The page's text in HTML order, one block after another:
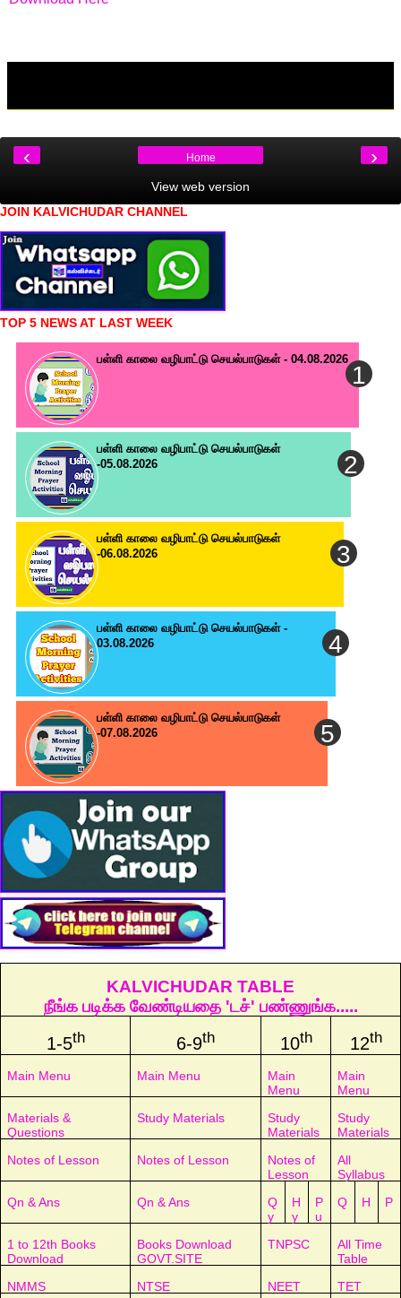
‹ ›
Home
View web version
JOIN KALVICHUDAR CHANNEL
TOP 5 NEWS AT LAST WEEK
பள்ளி காலை வழிபாட்டு செயல்பாடுகள் - 04.08.2026
பள்ளி காலை வழிபாட்டு செயல்பாடுகள்
-05.08.2026
பள்ளி காலை வழிபாட்டு செயல்பாடுகள்
-06.08.2026
பள்ளி காலை வழிபாட்டு செயல்பாடுகள் -
03.08.2026
பள்ளி காலை வழிபாட்டு செயல்பாடுகள்
-07.08.2026
KALVICHUDAR TABLE
நீங்க படிக்க வேண்டியதை 'டச்' பண்ணுங்க.....
1-5th 6-9th 10th 12th
Main Menu Main Menu
Main
Menu
Main
Menu
Materials &
Questions
Study Materials
Study
Materials
Study
Materials
Notes of Lesson
Notes of Lesson
Notes of
Lesson
All
Syllabus
Qn & Ans
Qn & Ans
Q
y
H
y
P
u
Q H P
1 to 12th Books
Download
Books Download
GOVT.SITE
TNPSC
All Time
Table
NMMS
NTSE NEET TET